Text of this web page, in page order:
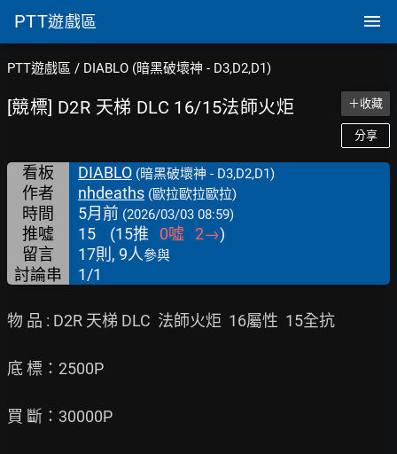
PTT遊戲區
PTT遊戲區 / DIABLO (暗黑破壞神 - D3,D2,D1)
[競標] D2R 天梯 DLC 16/15法師火炬 ＋收藏
分享
看板 DIABLO (暗黑破壞神 - D3,D2,D1)
作者 nhdeaths (歐拉歐拉歐拉)
時間 5月前 (2026/03/03 08:59)
推噓 15 (15推 0噓 2→)
留言
17則, 9人參與
討論串 1/1
物 品 : D2R 天梯 DLC  法師火炬  16屬性  15全抗
底 標：2500P
買 斷：30000P